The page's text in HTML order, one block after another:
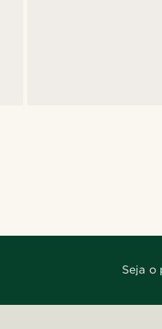
Seja o